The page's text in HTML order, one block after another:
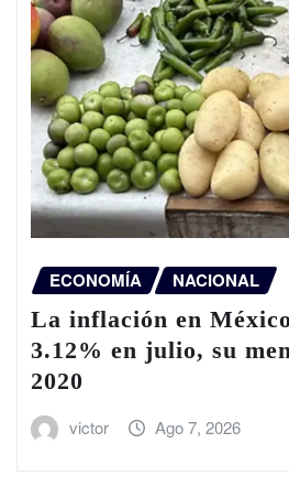
ECONOMÍA NACIONAL
La inflación en
3.12% en julio, su
2020
victor Ago 7, 2026